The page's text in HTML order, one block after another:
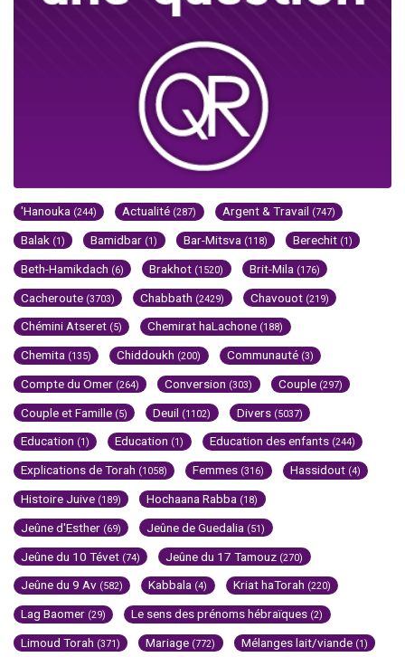
'Hanouka (244) Actualité (287) Argent & Travail (747)
Balak (1) Bamidbar (1) Bar-Mitsva (118) Berechit (1)
Beth-Hamikdach (6) Brakhot (1520) Brit-Mila (176)
Cacheroute (3703) Chabbath (2429) Chavouot (219)
Chémini Atseret (5) Chemirat haLachone (188)
Chemita (135) Chiddoukh (200) Communauté (3)
Compte du Omer (264) Conversion (303) Couple (297)
Couple et Famille (5) Deuil (1102) Divers (5037)
Education (1) Education (1) Education des enfants (244)
Explications de Torah (1058) Femmes (316) Hassidout (4)
Histoire Juive (189) Hochaana Rabba (18)
Jeûne d'Esther (69) Jeûne de Guedalia (51)
Jeûne du 10 Tévet (74) Jeûne du 17 Tamouz (270)
Jeûne du 9 Av (582) Kabbala (4) Kriat haTorah (220)
Lag Baomer (29) Le sens des prénoms hébraïques (2)
Limoud Torah (371) Mariage (772) Mélanges lait/viande (1)